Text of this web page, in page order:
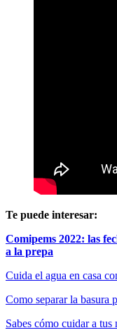
Te puede interesar:
Comipems 2022: las
a la prepa
Cuida el agua en casa
Como separar la basura
Sabes cómo cuidar a tus